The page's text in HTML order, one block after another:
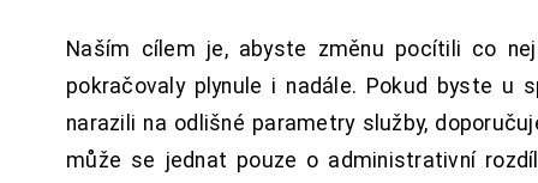
Naším cílem je, abyste změnu pocítili co
pokračovaly plynule i nadále. Pokud byste u
narazili na odlišné parametry služby,
může se jednat pouze o administrativní